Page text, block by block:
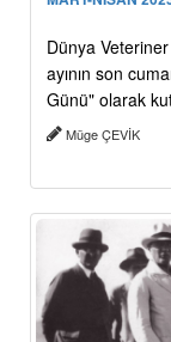
Dünya
ayının son
Günü" olarak
Müge ÇEVİK